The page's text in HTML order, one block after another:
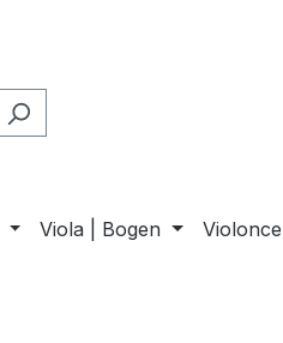
Viola | Bogen